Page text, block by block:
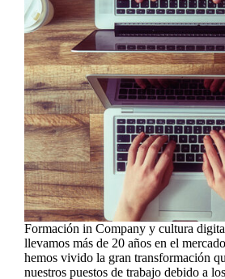
Formación in Company y cultura
llevamos más de 20 años en el
hemos vivido la gran transformación
nuestros puestos de trabajo debido a